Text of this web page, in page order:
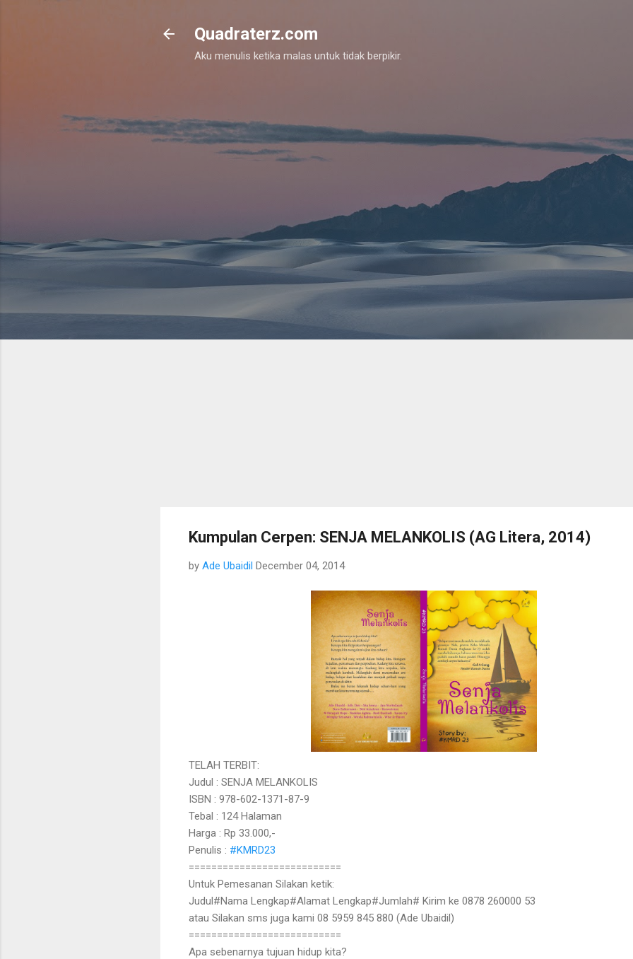
Quadraterz.com
Aku menulis ketika malas untuk tidak berpikir.
Kumpulan Cerpen: SENJA MELANKOLIS (AG Litera, 2014)
by Ade Ubaidil December 04, 2014
TELAH TERBIT:
Judul : SENJA MELANKOLIS
ISBN : 978-602-1371-87-9
Tebal : 124 Halaman
Harga : Rp 33.000,-
Penulis : #KMRD23
===========================
Untuk Pemesanan Silakan ketik:
Judul#Nama Lengkap#Alamat Lengkap#Jumlah# Kirim ke 0878 260000 53
atau Silakan sms juga kami 08 5959 845 880 (Ade Ubaidil)
===========================
Apa sebenarnya tujuan hidup kita?